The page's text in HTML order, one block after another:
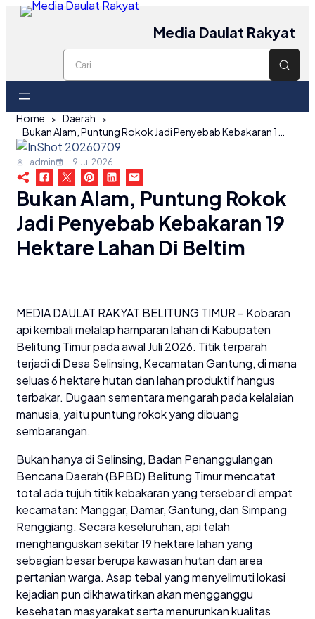
Media Daulat Rakyat
Home
Daerah
admin 9 Jul 2026
Bukan Alam, Puntung Rokok
Jadi Penyebab Kebakaran 19
Hektare Lahan Di Beltim
MEDIA DAULAT RAKYAT BELITUNG TIMUR – Kobaran
api kembali melalap hamparan lahan di Kabupaten
Belitung Timur pada awal Juli 2026. Titik terparah
terjadi di Desa Selinsing, Kecamatan Gantung, di mana
seluas 6 hektare hutan dan lahan produktif hangus
terbakar. Dugaan sementara mengarah pada kelalaian
manusia, yaitu puntung rokok yang dibuang
sembarangan.
Bukan hanya di Selinsing, Badan Penanggulangan
Bencana Daerah (BPBD) Belitung Timur mencatat
total ada tujuh titik kebakaran yang tersebar di empat
kecamatan: Manggar, Damar, Gantung, dan Simpang
Renggiang. Secara keseluruhan, api telah
menghanguskan sekitar 19 hektare lahan yang
sebagian besar berupa kawasan hutan dan area
pertanian warga. Asap tebal yang menyelimuti lokasi
kejadian pun dikhawatirkan akan mengganggu
kesehatan masyarakat serta menurunkan kualitas